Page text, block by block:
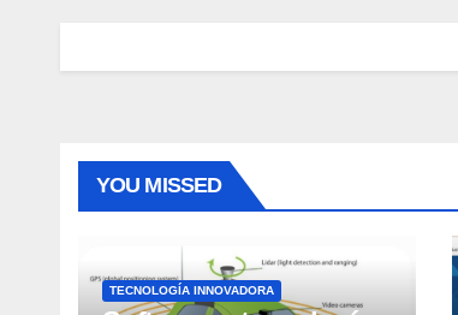
YOU MISSED
TECNOLOGÍA INNOVADORA